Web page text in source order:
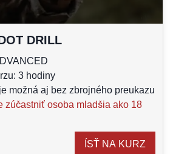
DRILL
3 hodiny
možná aj bez zbrojného preukazu
zúčastniť osoba mladšia ako 18
ÍSŤ NA KURZ